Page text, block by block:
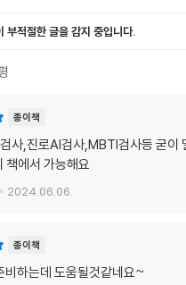
부적절한 글을 감지 중입니다.
종이책
사,진로AI검사,MBTI검사등 굳이
책에서 가능해요
2024.06.06.
종이책
비하는데 도움될것같네요~